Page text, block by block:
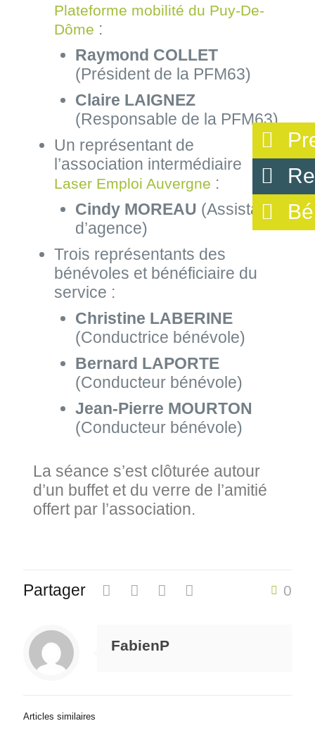
Plateforme mobilité du Puy-De-
Dôme :
Raymond COLLET
(Président de la PFM63)
Claire LAIGNEZ
(Responsable de la PFM63)
Un représentant de
l’association intermédiaire
Laser Emploi Auvergne :
Cindy MOREAU (Assistante
d’agence)
Trois représentants des
bénévoles et bénéficiaire du
service :
Christine LABERINE
(Conductrice bénévole)
Bernard LAPORTE
(Conducteur bénévole)
Jean-Pierre MOURTON
(Conducteur bénévole)
La séance s’est clôturée autour
d’un buffet et du verre de l’amitié
offert par l’association.
Partager 0
FabienP
Articles similaires